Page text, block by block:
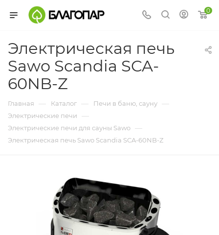
0
Электрическая печь
Sawo Scandia SCA-
60NB-Z
Главная — Каталог — Печи в баню, сауну —
Электрические печи —
Электрические печи для сауны Sawo —
Электрическая печь Sawo Scandia SCA-60NB-Z